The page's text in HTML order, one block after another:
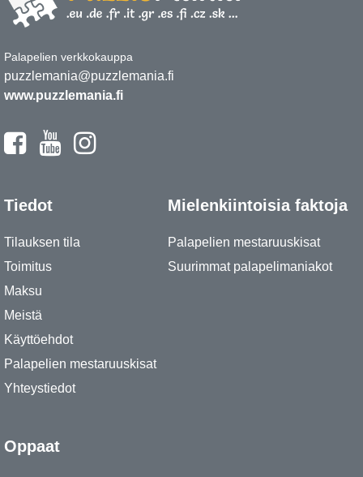
Palapelien verkkokauppa
puzzlemania@puzzlemania.fi
www.puzzlemania.fi
Tiedot
Tilauksen tila
Toimitus
Maksu
Meistä
Käyttöehdot
Palapelien mestaruuskisat
Yhteystiedot
Mielenkiintoisia faktoja
Palapelien mestaruuskisat
Suurimmat palapelimaniakot
Oppaat